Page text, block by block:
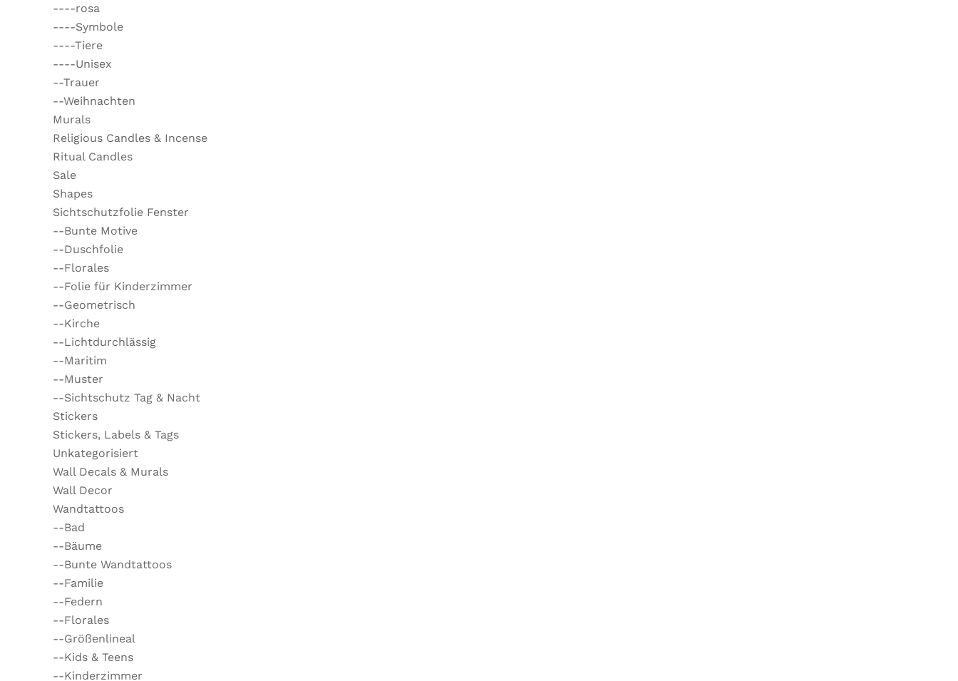
----rosa
----Symbole
----Tiere
----Unisex
--Trauer
--Weihnachten
Murals
Religious Candles & Incense
Ritual Candles
Sale
Shapes
Sichtschutzfolie Fenster
--Bunte Motive
--Duschfolie
--Florales
--Folie für Kinderzimmer
--Geometrisch
--Kirche
--Lichtdurchlässig
--Maritim
--Muster
--Sichtschutz Tag & Nacht
Stickers
Stickers, Labels & Tags
Unkategorisiert
Wall Decals & Murals
Wall Decor
Wandtattoos
--Bad
--Bäume
--Bunte Wandtattoos
--Familie
--Federn
--Florales
--Größenlineal
--Kids & Teens
--Kinderzimmer